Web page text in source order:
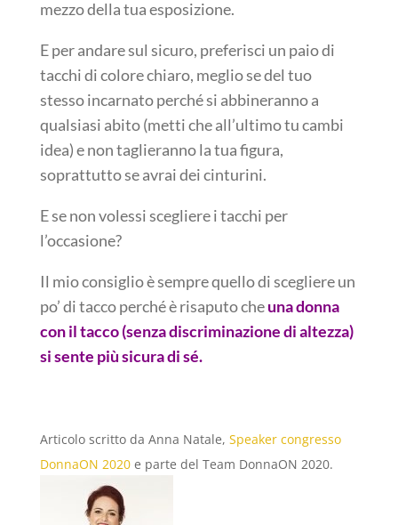
mezzo della tua esposizione.
E per andare sul sicuro, preferisci un paio di
tacchi di colore chiaro, meglio se del tuo
stesso incarnato perché si abbineranno a
qualsiasi abito (metti che all’ultimo tu cambi
idea) e non taglieranno la tua figura,
soprattutto se avrai dei cinturini.
E se non volessi scegliere i tacchi per
l’occasione?
Il mio consiglio è sempre quello di scegliere un
po’ di tacco perché è risaputo cheuna donna
con il tacco (senza discriminazione di altezza)
si sente più sicura di sé.
Articolo scritto da Anna Natale, Speaker congresso
DonnaON 2020e parte del Team DonnaON 2020.